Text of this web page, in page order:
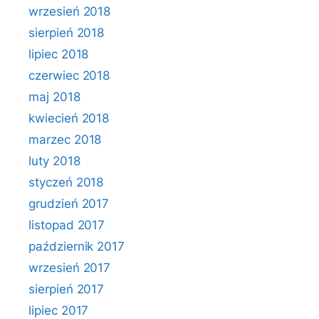
wrzesień 2018
sierpień 2018
lipiec 2018
czerwiec 2018
maj 2018
kwiecień 2018
marzec 2018
luty 2018
styczeń 2018
grudzień 2017
listopad 2017
październik 2017
wrzesień 2017
sierpień 2017
lipiec 2017